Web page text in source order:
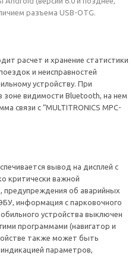
разъема USB-OTG.
расчет и хранение статистики
и неисправностей
устройству. При
зоне видимости Вluetooth, на нем
связи с “MULTITRONICS MPC-
вывод на дисплей с
критически важной
предупреждения об аварийных
информация с парковочного
устройства выключен
программами (навигатор и
также может быть
параметров,